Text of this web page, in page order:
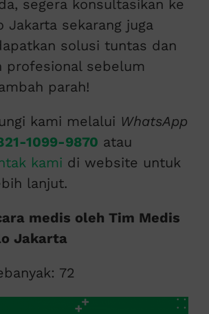
segera konsultasikan ke
Jakarta sekarang juga
solusi tuntas dan
profesional sebelum
parah!
kami melalui WhatsApp
1099-9870 atau
kami di website untuk
lanjut.
medis oleh Tim Medis
Jakarta
72